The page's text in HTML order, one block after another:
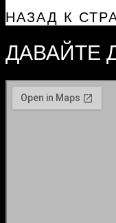
НАЗАД К
ДАВАЙТЕ